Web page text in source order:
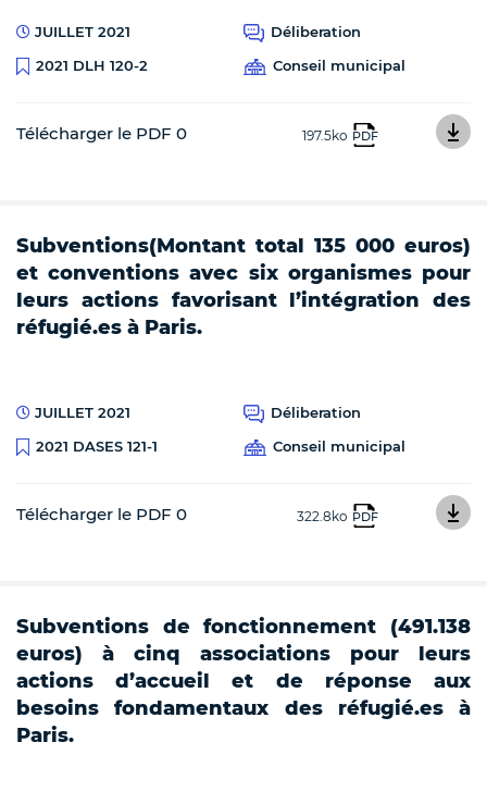
JUILLET 2021
Déliberation
2021 DLH 120-2
Conseil municipal
Télécharger le PDF 0 197.5ko PDF
Subventions(Montant total 135 000 euros)
et conventions avec six organismes pour
leurs actions favorisant l’intégration des
réfugié.es à Paris.
JUILLET 2021
Déliberation
2021 DASES 121-1
Conseil municipal
Télécharger le PDF 0 322.8ko PDF
Subventions de fonctionnement (491.138
euros) à cinq associations pour leurs
actions d’accueil et de réponse aux
besoins fondamentaux des réfugié.es à
Paris.